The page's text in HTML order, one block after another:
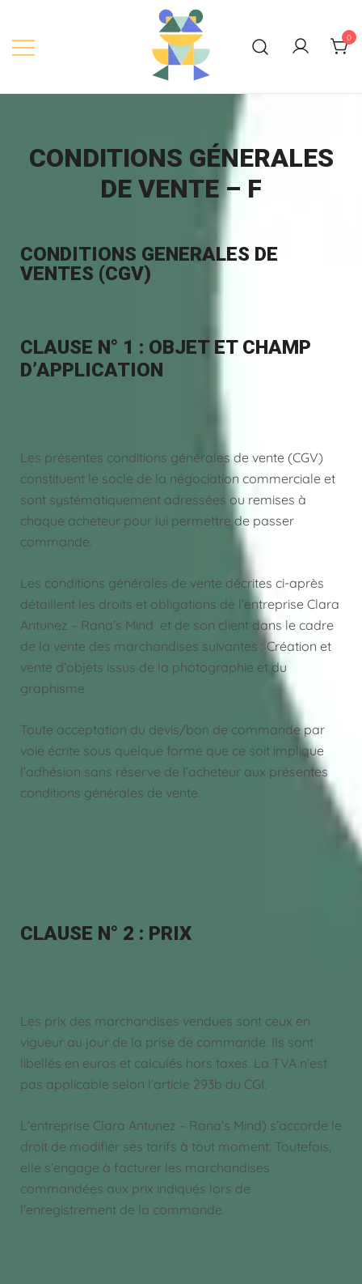
0
CONDITIONS GÉNERALES
DE VENTE – F
CONDITIONS GENERALES DE
VENTES (CGV)
CLAUSE N° 1 : OBJET ET CHAMP
D’APPLICATION
Les présentes conditions générales de vente (CGV)
constituent le socle de la négociation commerciale et
sont systématiquement adressées ou remises à
chaque acheteur pour lui permettre de passer
commande.
Les conditions générales de vente décrites ci-après
détaillent les droits et obligations de l’entreprise Clara
Antunez – Rana’s Mind et de son client dans le cadre
de la vente des marchandises suivantes : Création et
vente d’objets issus de la photographie et du
graphisme
Toute acceptation du devis/bon de commande par
voie écrite sous quelque forme que ce soit implique
l’adhésion sans réserve de l’acheteur aux présentes
conditions générales de vente.
CLAUSE N° 2 : PRIX
Les prix des marchandises vendues sont ceux en
vigueur au jour de la prise de commande. Ils sont
libellés en euros et calculés hors taxes. La TVA n’est
pas applicable selon l’article 293b du CGI.
L’entreprise Clara Antunez – Rana’s Mind) s’accorde le
droit de modifier ses tarifs à tout moment. Toutefois,
elle s’engage à facturer les marchandises
commandées aux prix indiqués lors de
l’enregistrement de la commande.